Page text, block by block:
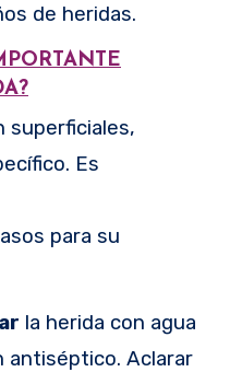
de heridas.
superficiales,
Es
para su
la herida con agua
antiséptico. Aclarar